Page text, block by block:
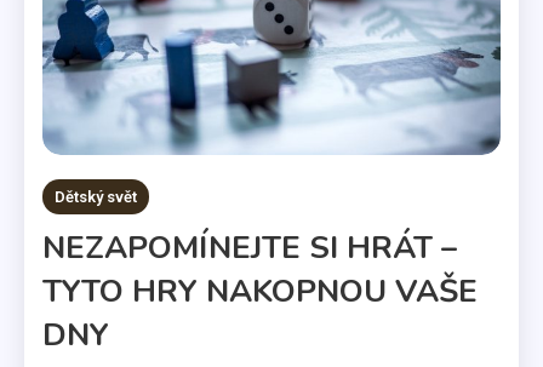
Dětský svět
NEZAPOMÍNEJTE SI HRÁT –
TYTO HRY NAKOPNOU VAŠE
DNY